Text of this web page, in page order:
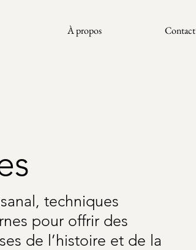
À propos Contact
techniques
pour offrir des
de l’histoire et de la